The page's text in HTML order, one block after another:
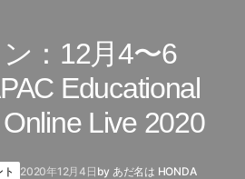
ン：12月4〜6
Educational
Live 2020
2020年12月4日 by あだ名は HONDA